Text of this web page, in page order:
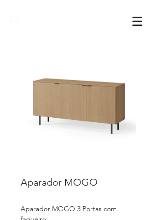
Aparador MOGO
Aparador MOGO 3 Portas com